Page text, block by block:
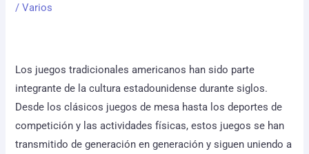
/Varios
Los juegos tradicionales americanos han sido parte
integrante de la cultura estadounidense durante siglos.
Desde los clásicos juegos de mesa hasta los deportes de
competición y las actividades físicas, estos juegos se han
transmitido de generación en generación y siguen uniendo a